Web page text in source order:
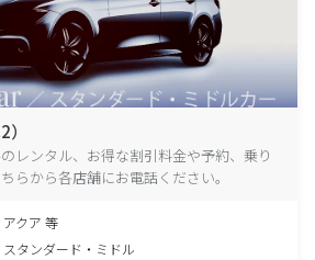
レンタル、お得な割引料金や予約、乗り
らから各店舗にお電話ください。
アクア 等
スタンダード・ミドル